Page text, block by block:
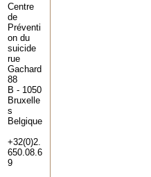
Centre
de
Préventi
on du
suicide
rue
Gachard
88
B - 1050
Bruxelle
s
Belgique
+32(0)2.
650.08.6
9